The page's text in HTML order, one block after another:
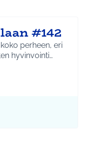
#142
perheen, eri
hyvinvointi…
- Jokela